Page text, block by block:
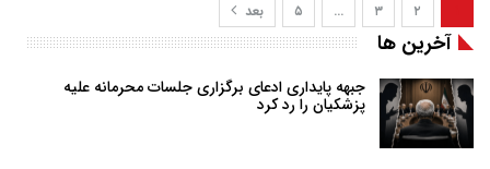
۲ ۳ … ۵ بعد
آخرین ها
جبهه پایداری ادعای برگزاری جلسات محرمانه علیه
پزشکیان را رد کرد